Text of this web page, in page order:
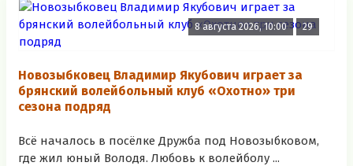
8 августа 2026, 10:00 29
Новозыбковец Владимир Якубович играет за
брянский волейбольный клуб «Охотно» три
сезона подряд
Всё началось в посёлке Дружба под Новозыбковом,
где жил юный Володя. Любовь к волейболу ...